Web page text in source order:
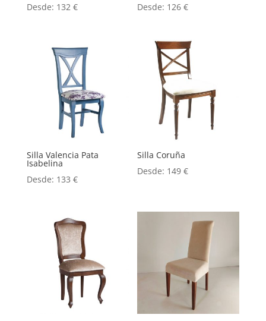
Desde: 132 €
Desde: 126€
Silla Valencia Pata
Isabelina
Desde: 133 €
Silla Coruña
Desde: 149€